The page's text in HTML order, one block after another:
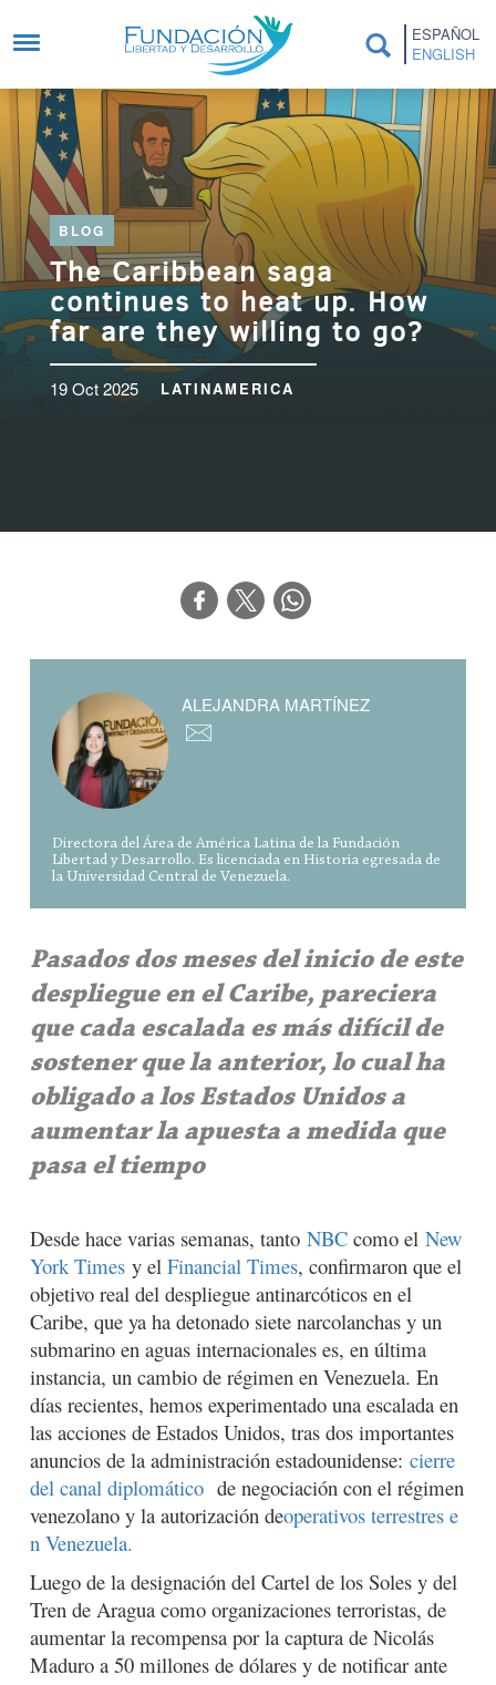
ESPAÑOL
ENGLISH
BLOG
The Caribbean saga
continues to heat up. How
far are they willing to go?
19 Oct 2025 LATINAMERICA
Pasados dos meses del inicio de este
despliegue en el Caribe, pareciera
que cada escalada es más difícil de
sostener que la anterior, lo cual ha
obligado a los Estados Unidos a
aumentar la apuesta a medida que
pasa el tiempo
Desde hace varias semanas, tanto NBC como el New
York Times y el Financial Times, confirmaron que el
objetivo real del despliegue antinarcóticos en el
Caribe, que ya ha detonado siete narcolanchas y un
submarino en aguas internacionales es, en última
instancia, un cambio de régimen en Venezuela. En
días recientes, hemos experimentado una escalada en
las acciones de Estados Unidos, tras dos importantes
anuncios de la administración estadounidense: cierre
del canal diplomático de negociación con el régimen
venezolano y la autorización deoperativos terrestres e
n Venezuela.
Luego de la designación del Cartel de los Soles y del
Tren de Aragua como organizaciones terroristas, de
aumentar la recompensa por la captura de Nicolás
Maduro a 50 millones de dólares y de notificar ante
ALEJANDRA MARTÍNEZ
Directora del Área de América Latina de la Fundación
Libertad y Desarrollo. Es licenciada en Historia egresada de
la Universidad Central de Venezuela.